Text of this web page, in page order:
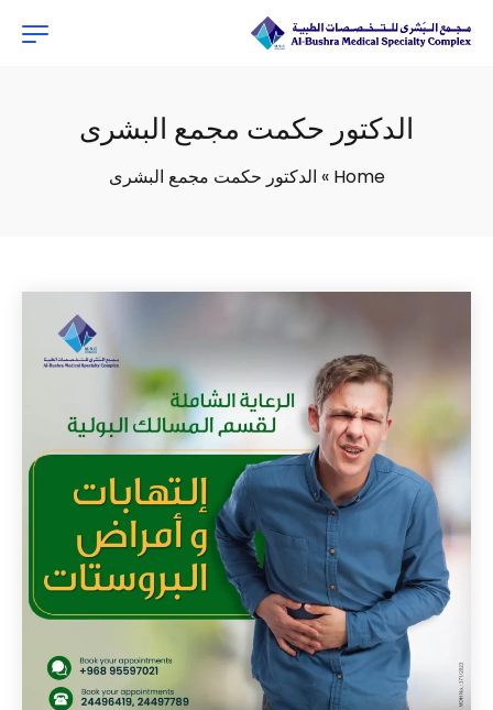
الدكتور حكمت مجمع البشرى
Home
» الدكتور حكمت مجمع البشرى